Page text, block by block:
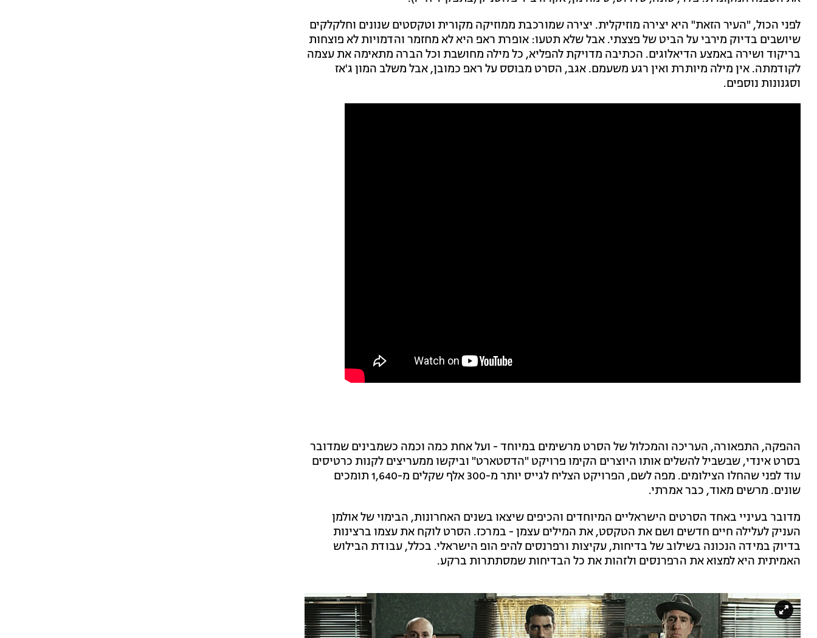
לפני הכול, "העיר הזאת" היא יצירה מוזיקלית. יצירה שמורכבת ממוזיקה מקורית וטקסטים שנונים וחלקלקים
שיושבים בדיוק מירבי על הביט של פצצתי. אבל שלא תטעו: אופרת ראפ היא לא מחזמר והדמויות לא פוצחות
בריקוד ושירה באמצע הדיאלוגים. הכתיבה מדויקת להפליא, כל מילה מחושבת וכל הברה מתאימה את עצמה
לקודמתה. אין מילה מיותרת ואין רגע משעמם. אגב, הסרט מבוסס על ראפ כמובן, אבל משלב המון ג'אז
וסגנונות נוספים.
ההפקה, התפאורה, העריכה והמכלול של הסרט מרשימים במיוחד - ועל אחת כמה וכמה כשמבינים שמדובר
בסרט אינדי, שבשביל להשלים אותו היוצרים הקימו פרויקט "הדסטארט" וביקשו ממעריצים לקנות כרטיסים
עוד לפני שהחלו הצילומים. מפה לשם, הפרויקט הצליח לגייס יותר מ-300 אלף שקלים מ-1,640 תומכים
שונים. מרשים מאוד, כבר אמרתי.
מדובר בעיניי באחד הסרטים הישראליים המיוחדים והכיפים שיצאו בשנים האחרונות, הבימוי של אולמן
העניק לעלילה חיים חדשים ושם את הטקסט, את המילים עצמן - במרכז. הסרט לוקח את עצמו ברצינות
בדיוק במידה הנכונה בשילוב של בדיחות, עקיצות ורפרנסים להיפ הופ הישראלי. בכלל, עבודת הבילוש
האמיתית היא למצוא את הרפרנסים ולזהות את כל הבדיחות שמסתתרות ברקע.